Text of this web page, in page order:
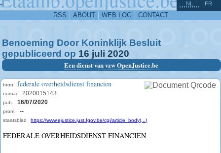
-
RSS ABOUT WEB LOG CONTACT
NL FR
Benoeming Door Koninklijk Besluit
gepubliceerd op 16 juli 2020
Een dienst van vzw OpenJustice.be
bron federale overheidsdienst financien
numac 2020015143
pub. 16/07/2020
prom. --
staatsblad https://www.ejustice.just.fgov.be/cgi/article_body(...)
FEDERALE OVERHEIDSDIENST FINANCIEN
^